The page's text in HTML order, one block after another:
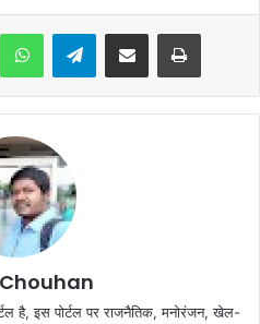
WhatsAppTelegramShare via Email Print
है, इस पोर्टल पर राजनैतिक, मनोरंजन, खेल-